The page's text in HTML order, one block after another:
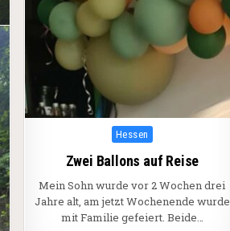
Posted in
Hessen
Zwei Ballons auf Reise
Mein Sohn wurde vor 2 Wochen drei
Jahre alt, am jetzt Wochenende wurde
mit Familie gefeiert. Beide…